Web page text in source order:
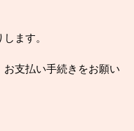
ます。
支払い手続きをお願い